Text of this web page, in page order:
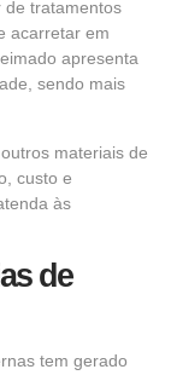
de tratamentos
acarretar em
apresenta
sendo mais
materiais de
custo e
às
de
tem gerado